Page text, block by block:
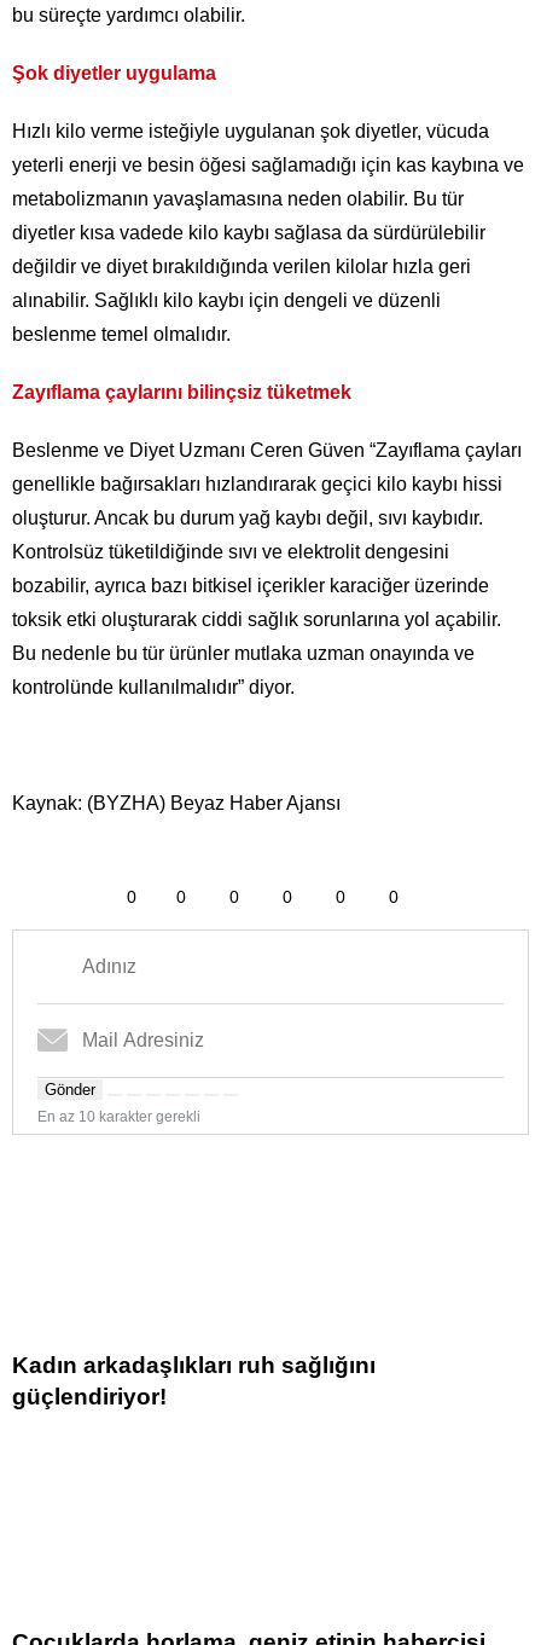
bu süreçte yardımcı olabilir.
Şok diyetler uygulama
Hızlı kilo verme isteğiyle uygulanan şok diyetler, vücuda
yeterli enerji ve besin öğesi sağlamadığı için kas kaybına ve
metabolizmanın yavaşlamasına neden olabilir. Bu tür
diyetler kısa vadede kilo kaybı sağlasa da sürdürülebilir
değildir ve diyet bırakıldığında verilen kilolar hızla geri
alınabilir. Sağlıklı kilo kaybı için dengeli ve düzenli
beslenme temel olmalıdır.
Zayıflama çaylarını bilinçsiz tüketmek
Beslenme ve Diyet Uzmanı Ceren Güven “Zayıflama çayları
genellikle bağırsakları hızlandırarak geçici kilo kaybı hissi
oluşturur. Ancak bu durum yağ kaybı değil, sıvı kaybıdır.
Kontrolsüz tüketildiğinde sıvı ve elektrolit dengesini
bozabilir, ayrıca bazı bitkisel içerikler karaciğer üzerinde
toksik etki oluşturarak ciddi sağlık sorunlarına yol açabilir.
Bu nedenle bu tür ürünler mutlaka uzman onayında ve
kontrolünde kullanılmalıdır” diyor.
Kaynak: (BYZHA) Beyaz Haber Ajansı
0 0 0 0 0 0
Gönder
En az 10 karakter gerekli
Kadın arkadaşlıkları ruh sağlığını
güçlendiriyor!